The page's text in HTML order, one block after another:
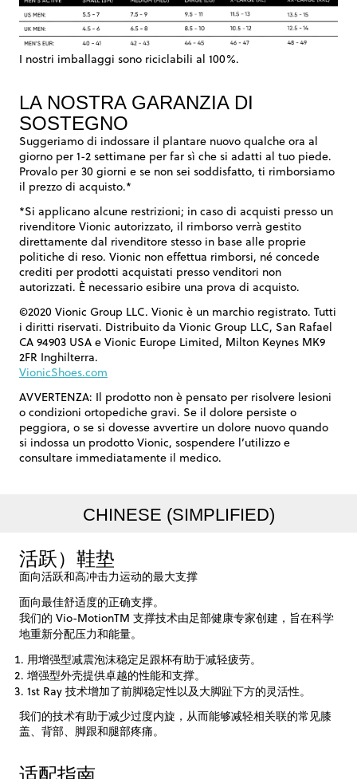
I nostri imballaggi sono riciclabili al 100%.
LA NOSTRA GARANZIA DI
SOSTEGNO
Suggeriamo di indossare il plantare nuovo qualche ora al
giorno per 1-2 settimane per far sì che si adatti al tuo piede.
Provalo per 30 giorni e se non sei soddisfatto, ti rimborsiamo
il prezzo di acquisto.*
*Si applicano alcune restrizioni; in caso di acquisti presso un
rivenditore Vionic autorizzato, il rimborso verrà gestito
direttamente dal rivenditore stesso in base alle proprie
politiche di reso. Vionic non effettua rimborsi, né concede
crediti per prodotti acquistati presso venditori non
autorizzati. È necessario esibire una prova di acquisto.
©2020 Vionic Group LLC. Vionic è un marchio registrato. Tutti
i diritti riservati. Distribuito da Vionic Group LLC, San Rafael
CA 94903 USA e Vionic Europe Limited, Milton Keynes MK9
2FR Inghilterra.
VionicShoes.com
AVVERTENZA: Il prodotto non è pensato per risolvere lesioni
o condizioni ortopediche gravi. Se il dolore persiste o
peggiora, o se si dovesse avvertire un dolore nuovo quando
si indossa un prodotto Vionic, sospendere l’utilizzo e
consultare immediatamente il medico.
CHINESE (SIMPLIFIED)
活跃）鞋垫
面向活跃和高冲击力运动的最大支撑
面向最佳舒适度的正确支撑。
我们的 Vio-MotionTM 支撑技术由足部健康专家创建，旨在科学
地重新分配压力和能量。
用增强型减震泡沫稳定足跟杯有助于减轻疲劳。
增强型外壳提供卓越的性能和支撑。
1st Ray 技术增加了前脚稳定性以及大脚趾下方的灵活性。
我们的技术有助于减少过度内旋，从而能够减轻相关联的常见膝
盖、背部、脚跟和腿部疼痛。